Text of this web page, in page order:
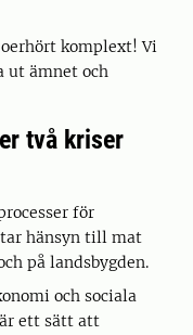
komplext! Vi
ut ämnet och
två kriser
för
hänsyn till mat
på landsbygden.
och sociala
ett sätt att